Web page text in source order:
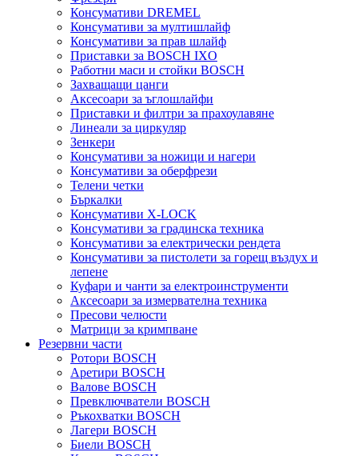
Консумативи DREMEL
Консумативи за мултишлайф
Консумативи за прав шлайф
Приставки за BOSCH IXO
Работни маси и стойки BOSCH
Захващащи цанги
Аксесоари за ъглошлайфи
Приставки и филтри за прахоулавяне
Линеали за циркуляр
Зенкери
Консумативи за ножици и нагери
Консумативи за оберфрези
Телени четки
Бъркалки
Консумативи X-LOCK
Консумативи за градинска техника
Консумативи за електрически рендета
Консумативи за пистолети за горещ въздух и
лепене
Куфари и чанти за електроинструменти
Аксесоари за измервателна техника
Пресови челюсти
Матрици за кримпване
Резервни части
Ротори BOSCH
Аретири BOSCH
Валове BOSCH
Превключватели BOSCH
Ръкохватки BOSCH
Лагери BOSCH
Биели BOSCH